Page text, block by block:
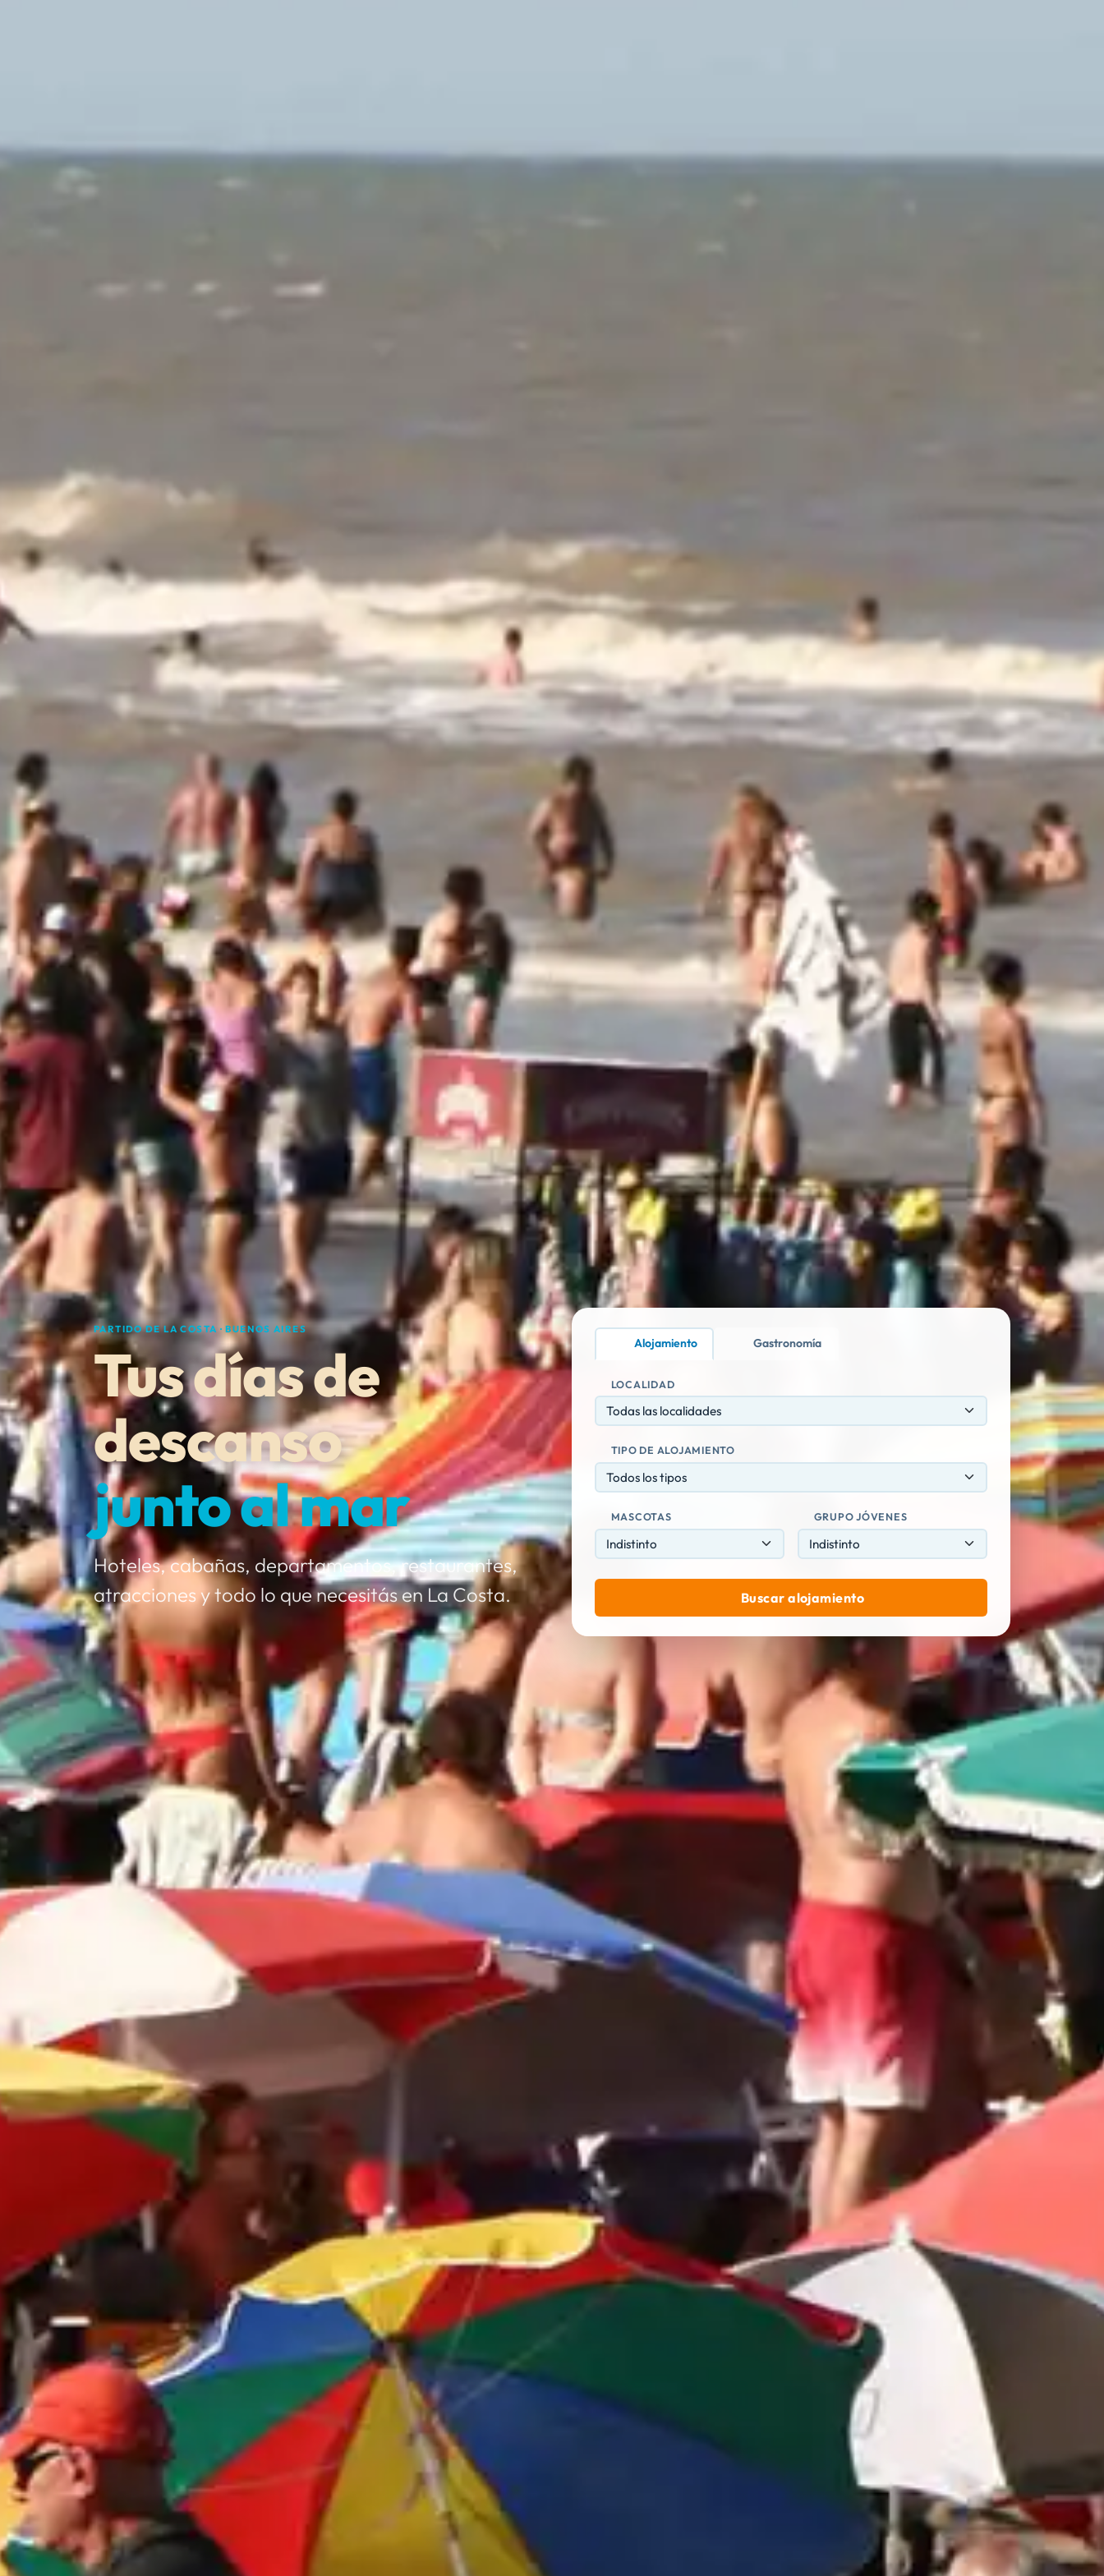
PARTIDO DE LA COSTA · BUENOS AIRES
Tus días de
descanso
junto al mar
Hoteles, cabañas, departamentos, restaurantes,
atracciones y todo lo que necesitás en La Costa.
Alojamiento Gastronomía
LOCALIDAD
Todas las localidades
TIPO DE ALOJAMIENTO
Todos los tipos
MASCOTAS GRUPO JÓVENES
Buscar alojamiento